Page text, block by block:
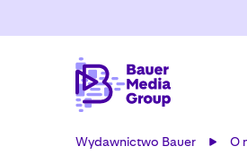
Wydawnictwo Bauer O